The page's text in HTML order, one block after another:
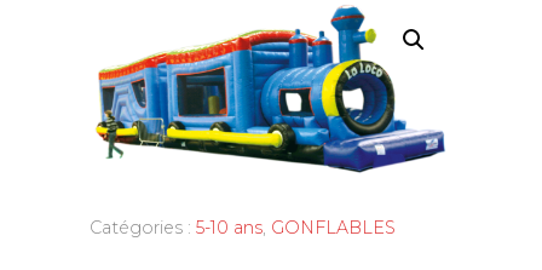
CONTACT
Catégories : 5-10 ans, GONFLABLES